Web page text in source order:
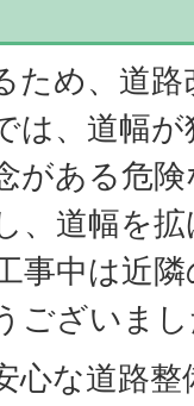
ため、道
は、道幅
がある危
、道幅を
事中は近
ございま
心な道路